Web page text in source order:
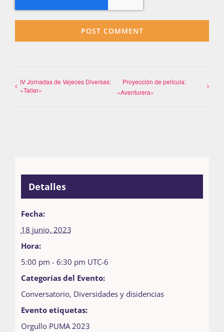
IV Jornadas de Vejeces Diversas:
«Taller»
Proyección de película:
«Aventurera»
Detalles
Fecha:
18 junio, 2023
Hora:
5:00 pm - 6:30 pm UTC-6
Categorías del Evento:
Conversatorio, Diversidades y disidencias
Evento etiquetas:
Orgullo PUMA 2023